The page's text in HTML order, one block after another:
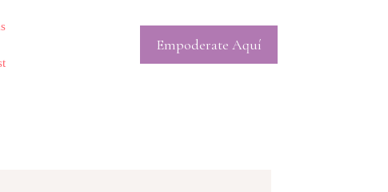
Empoderate Aquí